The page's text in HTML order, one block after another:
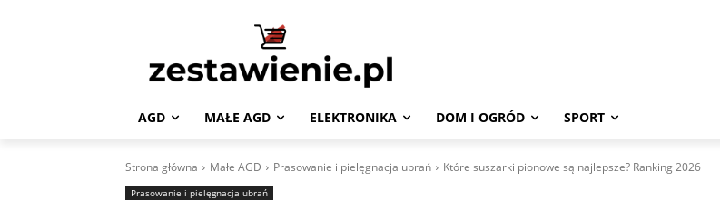
AGD MAŁE AGD ELEKTRONIKA DOM I OGRÓD SPORT
Strona główna Małe AGD Prasowanie i pielęgnacja ubrań Które suszarki pionowe są najlepsze? Ranking 2026
Prasowanie i pielęgnacja ubrań